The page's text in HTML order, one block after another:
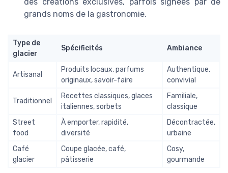
grands noms de la gastronomie.
Type de
glacier
Spécificités Ambiance
Artisanal
Produits locaux, parfums
originaux, savoir-faire
Authentique,
convivial
Traditionnel
Recettes classiques, glaces
italiennes, sorbets
Familiale,
classique
Street
food
À emporter, rapidité,
diversité
Décontractée,
urbaine
Café
glacier
Coupe glacée, café,
pâtisserie
Cosy,
gourmande